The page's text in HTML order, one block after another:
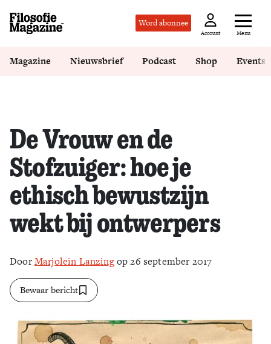
Word abonnee
Account Menu
Magazine Nieuwsbrief Podcast Shop Events
De Vrouw en de
Stofzuiger: hoe je
ethisch bewustzijn
wekt bij ontwerpers
DoorMarjolein Lanzingop 26 september 2017
Bewaar bericht